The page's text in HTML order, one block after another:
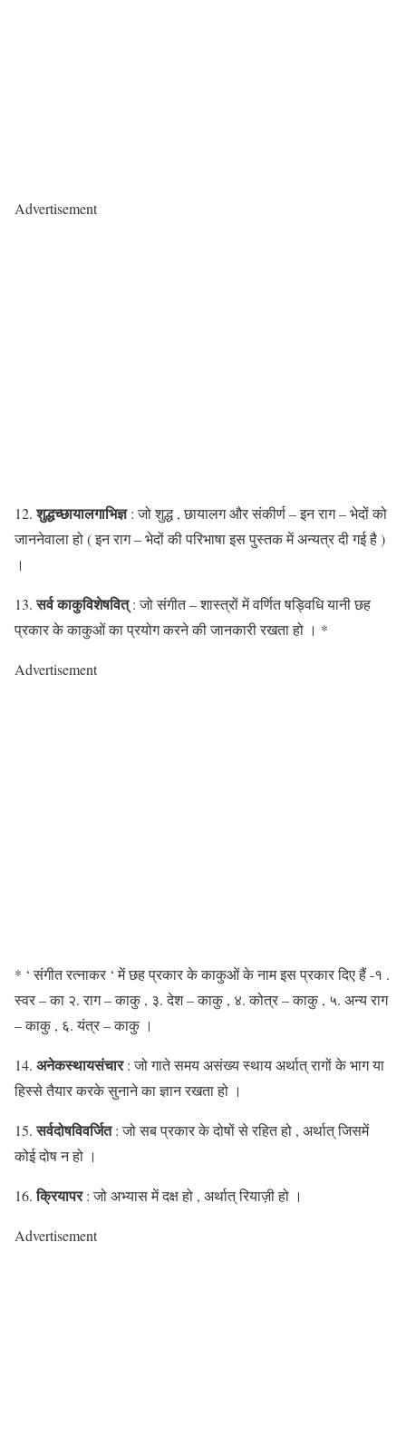
Advertisement
12.शुद्धच्छायालगाभिज्ञ: जो शुद्ध , छायालग और संकीर्ण – इन राग – भेदों को
जाननेवाला हो ( इन राग – भेदों की परिभाषा इस पुस्तक में अन्यत्र दी गई है )
।
13.सर्व काकुविशेषवित्: जो संगीत – शास्त्रों में वर्णित षड्विधि यानी छह
प्रकार के काकुओं का प्रयोग करने की जानकारी रखता हो । *
Advertisement
* ‘ संगीत रत्नाकर ‘ में छह प्रकार के काकुओं के नाम इस प्रकार दिए हैं -१ .
स्वर – का २. राग – काकु , ३. देश – काकु , ४. कोत्र – काकु , ५. अन्य राग
– काकु , ६. यंत्र – काकु ।
14. अनेकस्थायसंचार: जो गाते समय असंख्य स्थाय अर्थात् रागों के भाग या
हिस्से तैयार करके सुनाने का ज्ञान रखता हो ।
15.सर्वदोषविवर्जित: जो सब प्रकार के दोषों से रहित हो , अर्थात् जिसमें
कोई दोष न हो ।
16.क्रियापर: जो अभ्यास में दक्ष हो , अर्थात् रियाज़ी हो ।
Advertisement